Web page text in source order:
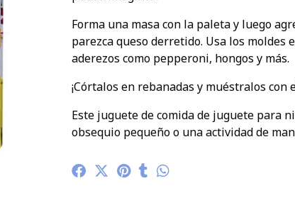
Forma una masa con la paleta y luego
parezca queso derretido. Usa los
aderezos como pepperoni, hongos y más.
¡Córtalos en rebanadas y muéstralos
Este juguete de comida de juguete para
obsequio pequeño o una actividad de